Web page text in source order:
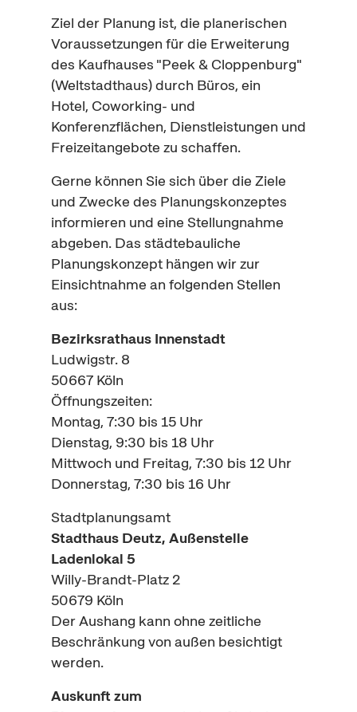
Ziel der Planung ist, die planerischen
Voraussetzungen für die Erweiterung
des Kaufhauses "Peek & Cloppenburg"
(Weltstadthaus) durch Büros, ein
Hotel, Coworking- und
Konferenzflächen, Dienstleistungen und
Freizeitangebote zu schaffen.
Gerne können Sie sich über die Ziele
und Zwecke des Planungskonzeptes
informieren und eine Stellungnahme
abgeben. Das städtebauliche
Planungskonzept hängen wir zur
Einsichtnahme an folgenden Stellen
aus:
Bezirksrathaus Innenstadt
Ludwigstr. 8
50667 Köln
Öffnungszeiten:
Montag, 7:30 bis 15 Uhr
Dienstag, 9:30 bis 18 Uhr
Mittwoch und Freitag, 7:30 bis 12 Uhr
Donnerstag, 7:30 bis 16 Uhr
Stadtplanungsamt
Stadthaus Deutz, Außenstelle
Ladenlokal 5
Willy-Brandt-Platz 2
50679 Köln
Der Aushang kann ohne zeitliche
Beschränkung von außen besichtigt
werden.
Auskunftzum